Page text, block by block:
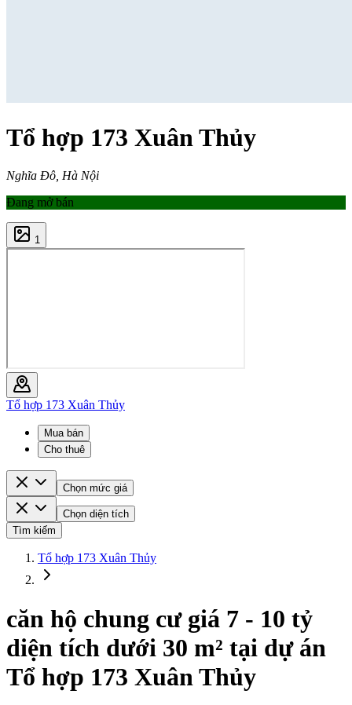
Tổ hợp 173 Xuân Thủy
Nghĩa Đô, Hà Nội
Đang mở bán
1
Tổ hợp 173 Xuân Thủy
Mua bán
Cho thuê
Chọn mức giá
Chọn diện tích
Tìm kiếm
Tổ hợp 173 Xuân Thủy
căn hộ chung cư giá 7 - 10 tỷ
diện tích dưới 30 m² tại dự án
Tổ hợp 173 Xuân Thủy